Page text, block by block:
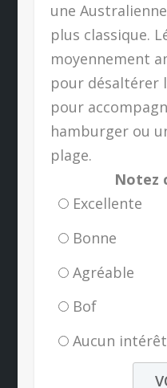
une
plus classique.
moyennement
pour désaltérer
pour
hamburger ou
plage.
Notez
Excellente
Bonne
Agréable
Bof
Aucun intérêt